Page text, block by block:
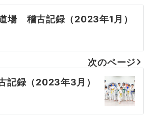
場 稽古記録（2023年1月）
次のページ
録（2023年3月）